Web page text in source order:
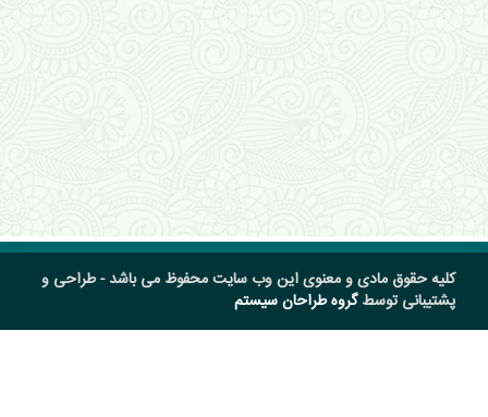
کلیه حقوق مادی و معنوی این وب سایت محفوظ می باشد - طراحی و
پشتیبانی توسطگروه طراحان سیستم